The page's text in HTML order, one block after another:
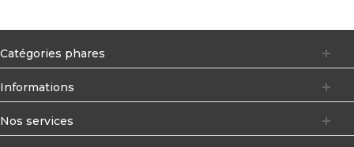
Catégories phares
Informations
Nos services